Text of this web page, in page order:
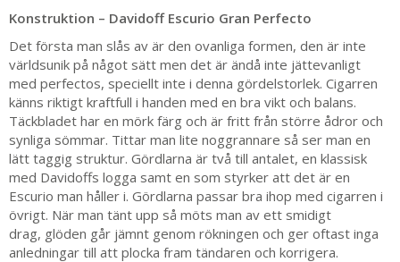
Konstruktion – Davidoff Escurio Gran Perfecto
Det första man slås av är den ovanliga formen, den är inte
världsunik på något sätt men det är ändå inte jättevanligt
med perfectos, speciellt inte i denna gördelstorlek. Cigarren
känns riktigt kraftfull i handen med en bra vikt och balans.
Täckbladet har en mörk färg och är fritt från större ådror och
synliga sömmar. Tittar man lite noggrannare så ser man en
lätt taggig struktur. Gördlarna är två till antalet, en klassisk
med Davidoffs logga samt en som styrker att det är en
Escurio man håller i. Gördlarna passar bra ihop med cigarren i
övrigt. När man tänt upp så möts man av ett smidigt
drag, glöden går jämnt genom rökningen och ger oftast inga
anledningar till att plocka fram tändaren och korrigera.